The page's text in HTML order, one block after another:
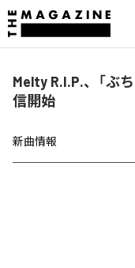
Melty R.I.P.、「ぶ
信開始
新曲情報